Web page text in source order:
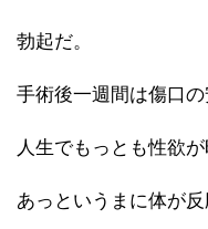
勃起だ。
手術後一週間は傷口
人生でもっとも性欲が
あっというまに体が反